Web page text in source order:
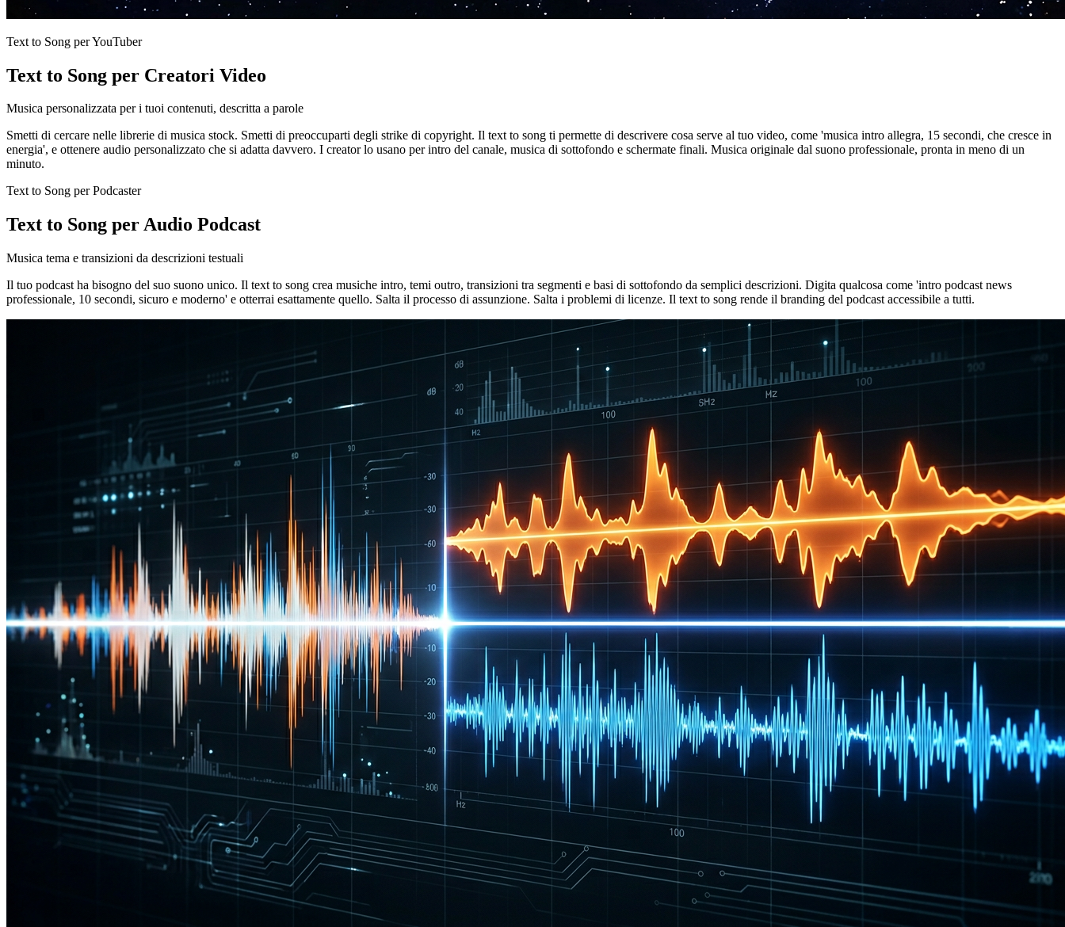
Text to Song per YouTuber
Text to Song per Creatori Video
Musica personalizzata per i tuoi contenuti, descritta a parole
Smetti di cercare nelle librerie di musica stock. Smetti di preoccuparti degli strike di copyright. Il text to song ti permette di descrivere cosa serve al tuo video, come 'musica intro allegra, 15 secondi, che cresce in
energia', e ottenere audio personalizzato che si adatta davvero. I creator lo usano per intro del canale, musica di sottofondo e schermate finali. Musica originale dal suono professionale, pronta in meno di un
minuto.
Text to Song per Podcaster
Text to Song per Audio Podcast
Musica tema e transizioni da descrizioni testuali
Il tuo podcast ha bisogno del suo suono unico. Il text to song crea musiche intro, temi outro, transizioni tra segmenti e basi di sottofondo da semplici descrizioni. Digita qualcosa come 'intro podcast news
professionale, 10 secondi, sicuro e moderno' e otterrai esattamente quello. Salta il processo di assunzione. Salta i problemi di licenze. Il text to song rende il branding del podcast accessibile a tutti.